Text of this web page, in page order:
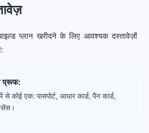
प्लान खरीदने के लिए आवश्यक दस्तावेज़ों
प्रूफ:
से कोई एक: पासपोर्ट, आधार कार्ड, पैन कार्ड,